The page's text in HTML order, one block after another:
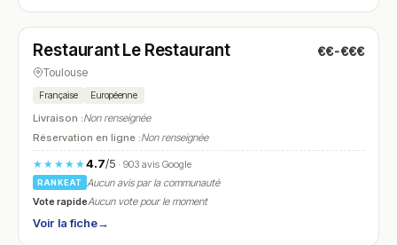
N° 19
Restaurant Le Restaurant €€-€€€
Toulouse
Française Européenne
Livraison :Non renseignée
Réservation en ligne :Non renseignée
★★★★★4.7/5· 903 avis Google
RANKEAT
Aucun avis par la communauté
Vote rapideAucun vote pour le moment
Voir la fiche→